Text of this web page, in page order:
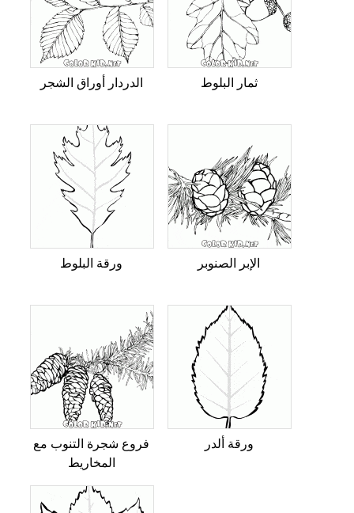
الدردار أوراق الشجر ثمار البلوط
ورقة البلوط الإبر الصنوبر
فروع شجرة التنوب مع
المخاريط
ورقة ألدر